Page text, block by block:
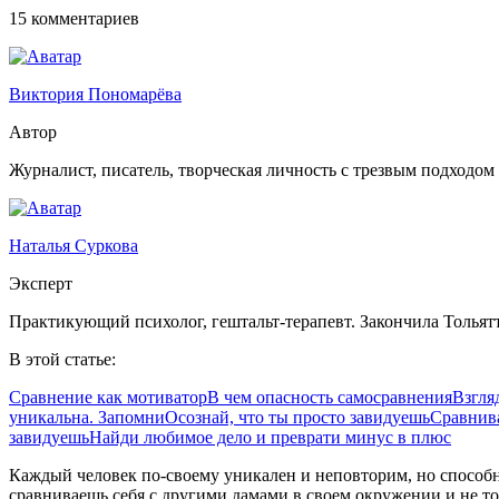
15 комментариев
Виктория Пономарёва
Автор
Журналист, писатель, творческая личность с трезвым
Наталья Суркова
Эксперт
Практикующий психолог, гештальт-терапевт. Закончила
В этой статье:
Сравнение как мотиваторВ чем опасность самосравнения
уникальна. ЗапомниОсознай, что ты просто завидуешь
завидуешьНайди любимое дело и преврати минус в плюс
Каждый человек по-своему уникален и неповторим, но
сравниваешь себя с другими дамами в своем окружении и не